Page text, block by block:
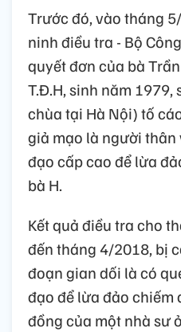
Trước đó, vào tháng
ninh điều tra - Bộ
quyết đơn của bà
T.Đ.H, sinh năm
chùa tại Hà Nội) tố
giả mạo là người
đạo cấp cao để lừa
bà H.
Kết quả điều tra cho
đến tháng 4/2018, bị
đoạn gian dối là có
đạo để lừa đảo chiếm
đồng của một nhà sư